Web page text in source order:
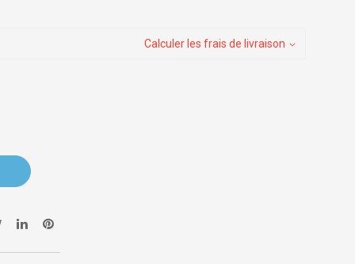
Calculer les frais de livraison